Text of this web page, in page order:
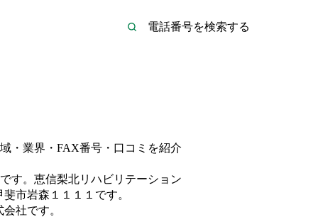
・業界・FAX番号・口コミを紹介
す。 恵信梨北リハビリテーション
市岩森１１１１ です。
会社です。